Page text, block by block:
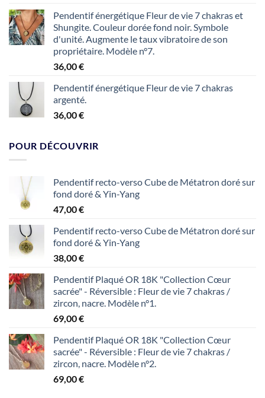
Pendentif énergétique Fleur de vie 7 chakras et
Shungite. Couleur dorée fond noir. Symbole
d'unité. Augmente le taux vibratoire de son
propriétaire. Modèle n°7.
36,00€
Pendentif énergétique Fleur de vie 7 chakras
argenté.
36,00€
POUR DÉCOUVRIR
Pendentif recto-verso Cube de Métatron doré sur
fond doré & Yin-Yang
47,00€
Pendentif recto-verso Cube de Métatron doré sur
fond doré & Yin-Yang
38,00€
Pendentif Plaqué OR 18K "Collection Cœur
sacrée" - Réversible : Fleur de vie 7 chakras /
zircon, nacre. Modèle n°1.
69,00€
Pendentif Plaqué OR 18K "Collection Cœur
sacrée" - Réversible : Fleur de vie 7 chakras /
zircon, nacre. Modèle n°2.
69,00€